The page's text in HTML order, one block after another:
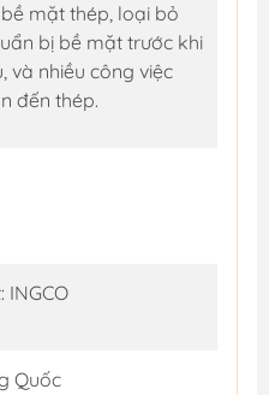
mặt thép, loại bỏ
bị bề mặt trước khi
và nhiều công việc
đến thép.
INGCO
Quốc